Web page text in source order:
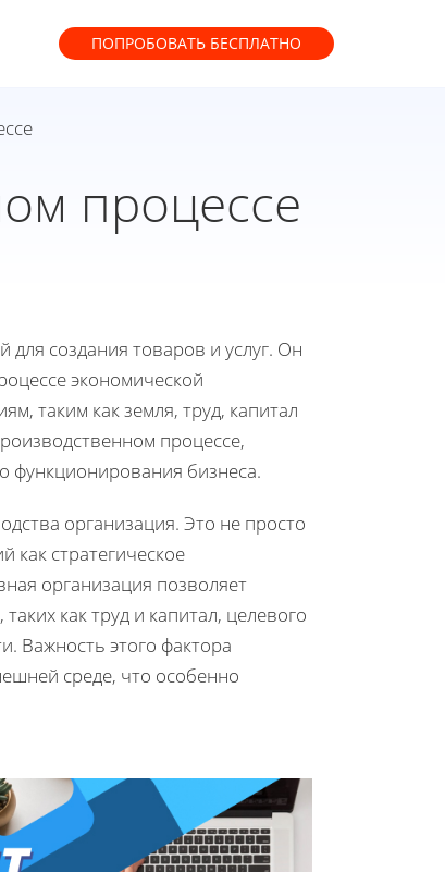
ПОПРОБОВАТЬ БЕСПЛАТНО
процессе
создания товаров и услуг. Он
экономической
таким как земля, труд, капитал
процессе,
функционирования бизнеса.
организация. Это не просто
стратегическое
организация позволяет
как труд и капитал, целевого
Важность этого фактора
среде, что особенно